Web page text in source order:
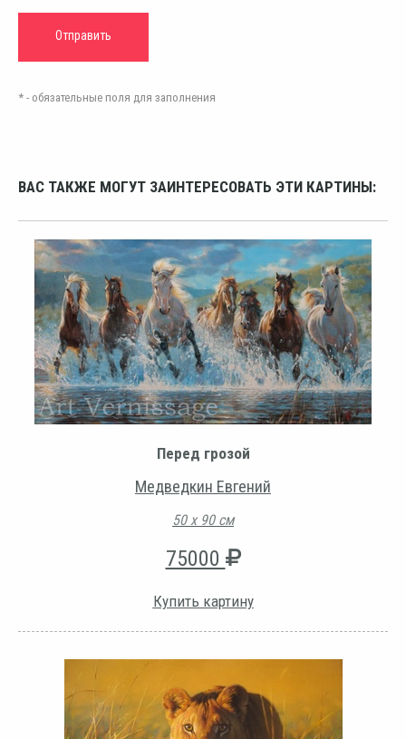
* - обязательные поля для заполнения
ВАС ТАКЖЕ МОГУТ ЗАИНТЕРЕСОВАТЬ ЭТИ КАРТИНЫ:
Перед грозой
Медведкин Евгений
50 х 90 см
75000
Купить картину